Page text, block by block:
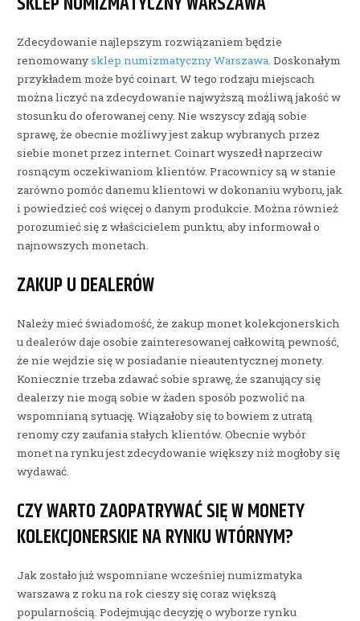
Zdecydowanie najlepszym rozwiązaniem będzie
renomowanysklep numizmatyczny Warszawa. Doskonałym
przykładem może być coinart. W tego rodzaju miejscach
można liczyć na zdecydowanie najwyższą możliwą jakość w
stosunku do oferowanej ceny. Nie wszyscy zdają sobie
sprawę, że obecnie możliwy jest zakup wybranych przez
siebie monet przez internet. Coinart wyszedł naprzeciw
rosnącym oczekiwaniom klientów. Pracownicy są w stanie
zarówno pomóc danemu klientowi w dokonaniu wyboru, jak
i powiedzieć coś więcej o danym produkcie. Można również
porozumieć się z właścicielem punktu, aby informował o
najnowszych monetach.
ZAKUP U DEALERÓW
Należy mieć świadomość, że zakup monet kolekcjonerskich
u dealerów daje osobie zainteresowanej całkowitą pewność,
że nie wejdzie się w posiadanie nieautentycznej monety.
Koniecznie trzeba zdawać sobie sprawę, że szanujący się
dealerzy nie mogą sobie w żaden sposób pozwolić na
wspomnianą sytuację. Wiązałoby się to bowiem z utratą
renomy czy zaufania stałych klientów. Obecnie wybór
monet na rynku jest zdecydowanie większy niż mogłoby się
wydawać.
CZY WARTO ZAOPATRYWAĆ SIĘ W MONETY
KOLEKCJONERSKIE NA RYNKU WTÓRNYM?
Jak zostało już wspomniane wcześniej numizmatyka
warszawa z roku na rok cieszy się coraz większą
popularnością. Podejmując decyzję o wyborze rynku